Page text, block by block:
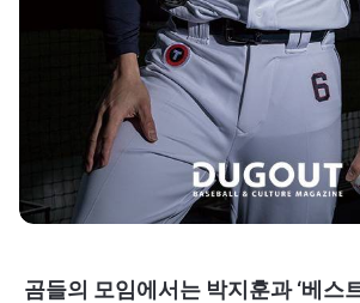
곰들의 모임에서는 박지훈과 ‘베스